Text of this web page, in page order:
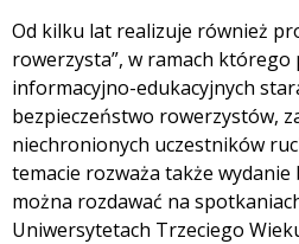
Od kilku lat realizuje również
rowerzysta”, w ramach
informacyjno-edukacyjnych
bezpieczeństwo rowerzystów,
niechronionych uczestników
temacie rozważa także
można rozdawać na
Uniwersytetach Trzeciego